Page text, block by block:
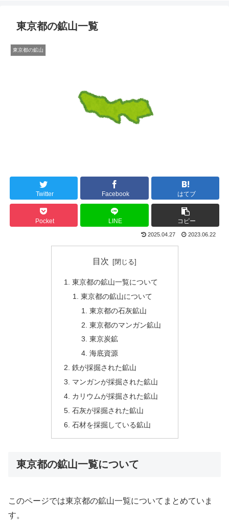
東京都の鉱山一覧
東京都の鉱山
Twitter Facebook はてブ
Pocket LINE コピー
2025.04.27 2023.06.22
目次
東京都の鉱山一覧について
東京都の鉱山について
東京都の石灰鉱山
東京都のマンガン鉱山
東京炭鉱
海底資源
鉄が採掘された鉱山
マンガンが採掘された鉱山
カリウムが採掘された鉱山
石灰が採掘された鉱山
石材を採掘している鉱山
東京都の鉱山一覧について
このページでは東京都の鉱山一覧についてまとめていま
す。